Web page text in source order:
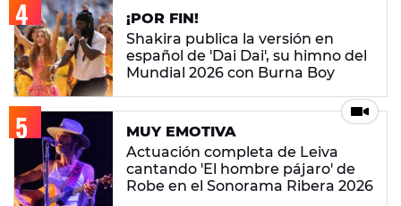
¡POR FIN!
Shakira publica la versión en
español de 'Dai Dai', su himno del
Mundial 2026 con Burna Boy
MUY EMOTIVA
Actuación completa de Leiva
cantando 'El hombre pájaro' de
Robe en el Sonorama Ribera 2026